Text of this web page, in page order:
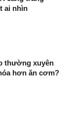
ai nhìn
thường xuyên
hơn ăn cơm?